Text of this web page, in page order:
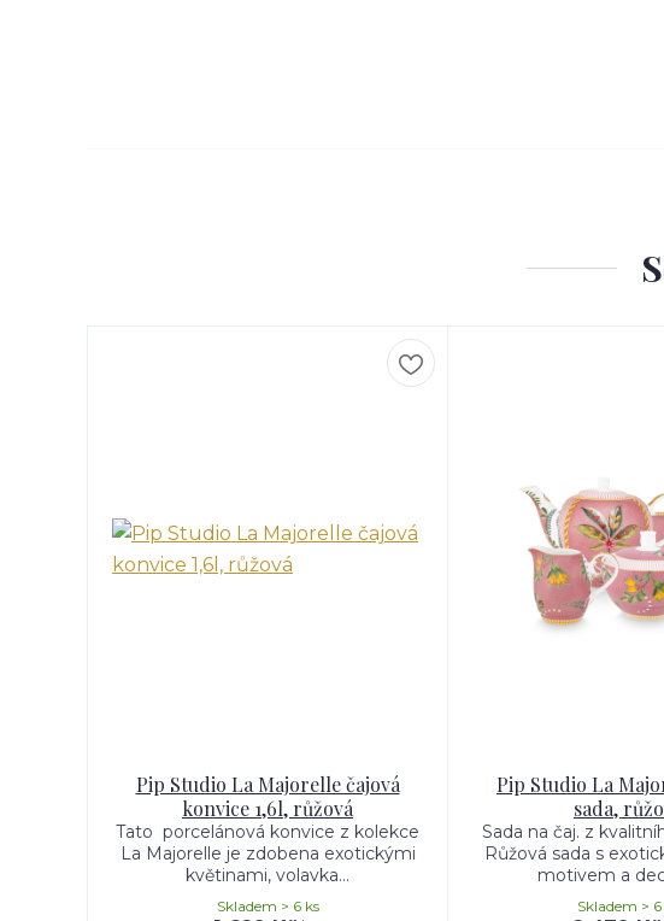
Pip Studio La Majorelle čajová
konvice 1,6l, růžová
Tato porcelánová konvice z kolekce
La Majorelle je zdobena exotickými
květinami, volavka...
Skladem > 6 ks
Pip Studio La
sada,
Sada na čaj. z
Růžová sada s
motivem a
Skladem > 6